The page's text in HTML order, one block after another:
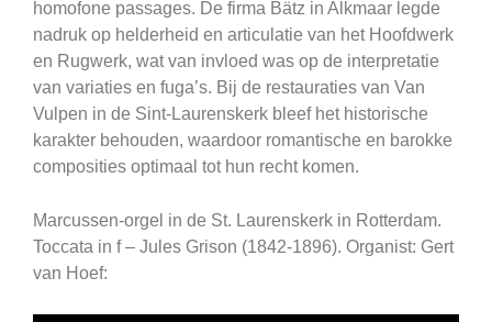
homofone passages. De firma Bätz in Alkmaar legde
nadruk op helderheid en articulatie van het Hoofdwerk
en Rugwerk, wat van invloed was op de interpretatie
van variaties en fuga’s. Bij de restauraties van Van
Vulpen in de Sint-Laurenskerk bleef het historische
karakter behouden, waardoor romantische en barokke
composities optimaal tot hun recht komen.
Marcussen-orgel in de St. Laurenskerk in Rotterdam.
Toccata in f – Jules Grison (1842-1896). Organist: Gert
van Hoef: